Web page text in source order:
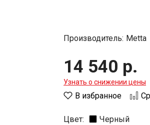
Производитель: Metta
14 540 р.
Узнать о снижении цены
В избранное
Цвет: Черный